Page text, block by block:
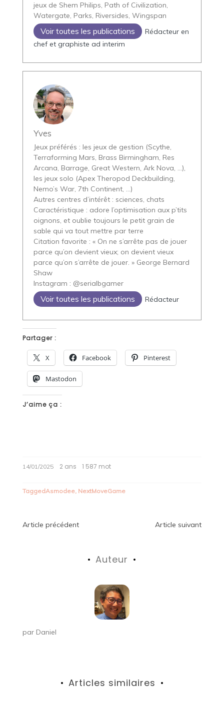
jeux de Shem Philips, Path of Civilization,
Watergate, Parks, Riversides, Wingspan
Voir toutes les publications
Rédacteur en
chef et graphiste ad interim
Yves
Jeux préférés : les jeux de gestion (Scythe,
Terraforming Mars, Brass Birmingham, Res
Arcana, Barrage, Great Western, Ark Nova, …),
les jeux solo (Apex Theropod Deckbuilding,
Nemo’s War, 7th Continent, …)
Autres centres d’intérêt : sciences, chats
Caractéristique : adore l’optimisation aux p’tits
oignons, et oublie toujours le petit grain de
sable qui va tout mettre par terre
Citation favorite : « On ne s’arrête pas de jouer
parce qu’on devient vieux; on devient vieux
parce qu’on s’arrête de jouer. » George Bernard
Shaw
Instagram : @serialbgamer
Voir toutes les publications Rédacteur
Partager :
X Facebook Pinterest
Mastodon
J’aime ça :
14/01/2025 2 ans 1 587 mot
TaggedAsmodee, NextMoveGame
Navigation
Article précédent Article suivant
Auteur
par Daniel
Articles similaires